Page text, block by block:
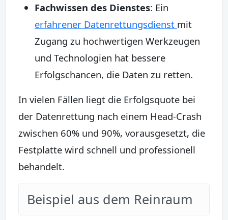
Fachwissen des Dienstes: Ein
erfahrener Datenrettungsdienst mit
Zugang zu hochwertigen Werkzeugen
und Technologien hat bessere
Erfolgschancen, die Daten zu retten.
In vielen Fällen liegt die Erfolgsquote bei
der Datenrettung nach einem Head-Crash
zwischen 60% und 90%, vorausgesetzt, die
Festplatte wird schnell und professionell
behandelt.
Beispiel aus dem Reinraum